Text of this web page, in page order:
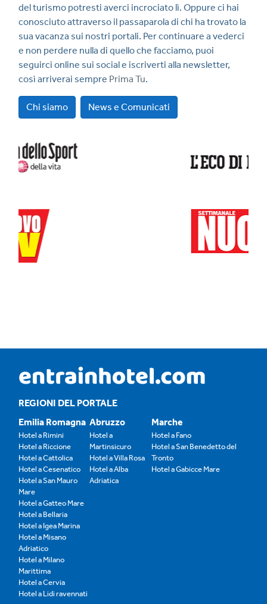
del turismo potresti averci incrociato lì. Oppure ci hai
conosciuto attraverso il passaparola di chi ha trovato la
sua vacanza sui nostri portali. Per continuare a vederci
e non perdere nulla di quello che facciamo, puoi
seguirci online sui social e iscriverti alla newsletter,
così arriverai sempre Prima Tu.
Chi siamo News e Comunicati
REGIONI DEL PORTALE
Emilia Romagna
Hotel a Rimini
Hotel a Riccione
Hotel a Cattolica
Hotel a Cesenatico
Hotel a San Mauro
Mare
Hotel a Gatteo Mare
Hotel a Bellaria
Hotel a Igea Marina
Hotel a Misano
Adriatico
Hotel a Milano
Marittima
Hotel a Cervia
Hotel a Lidi ravennati
Abruzzo
Hotel a
Martinsicuro
Hotel a Villa Rosa
Hotel a Alba
Adriatica
Marche
Hotel a Fano
Hotel a San Benedetto del
Tronto
Hotel a Gabicce Mare